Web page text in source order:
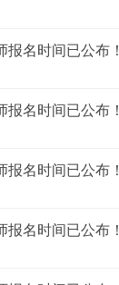
名时间已公布！
名时间已公布！
名时间已公布！
名时间已公布！